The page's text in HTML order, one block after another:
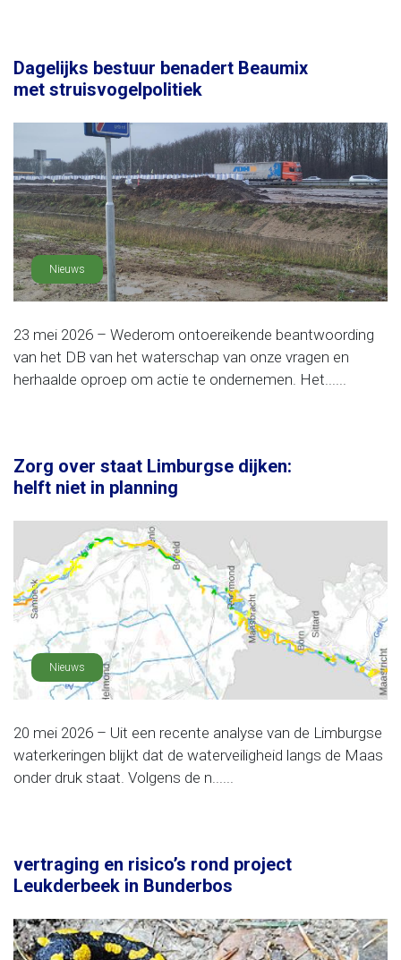
Dagelijks bestuur benadert Beaumix
met struisvogelpolitiek
Nieuws
23 mei 2026 – Wederom ontoereikende beantwoording
van het DB van het waterschap van onze vragen en
herhaalde oproep om actie te ondernemen. Het......
Zorg over staat Limburgse dijken:
helft niet in planning
Nieuws
20 mei 2026 – Uit een recente analyse van de Limburgse
waterkeringen blijkt dat de waterveiligheid langs de Maas
onder druk staat. Volgens de n......
vertraging en risico’s rond project
Leukderbeek in Bunderbos